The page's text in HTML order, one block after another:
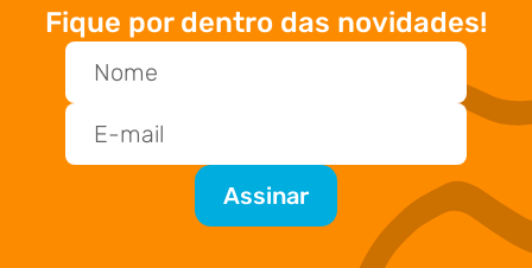
Fique por dentro das novidades!